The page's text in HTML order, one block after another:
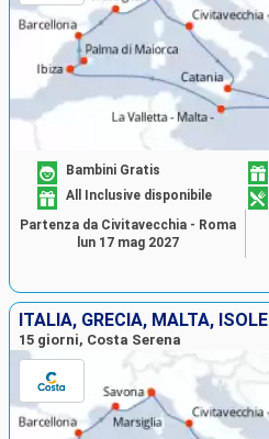
Bambini Gratis
All Inclusive disponibile
Partenza da Civitavecchia - Roma
lun 17 mag 2027
15 giorni, Costa Serena